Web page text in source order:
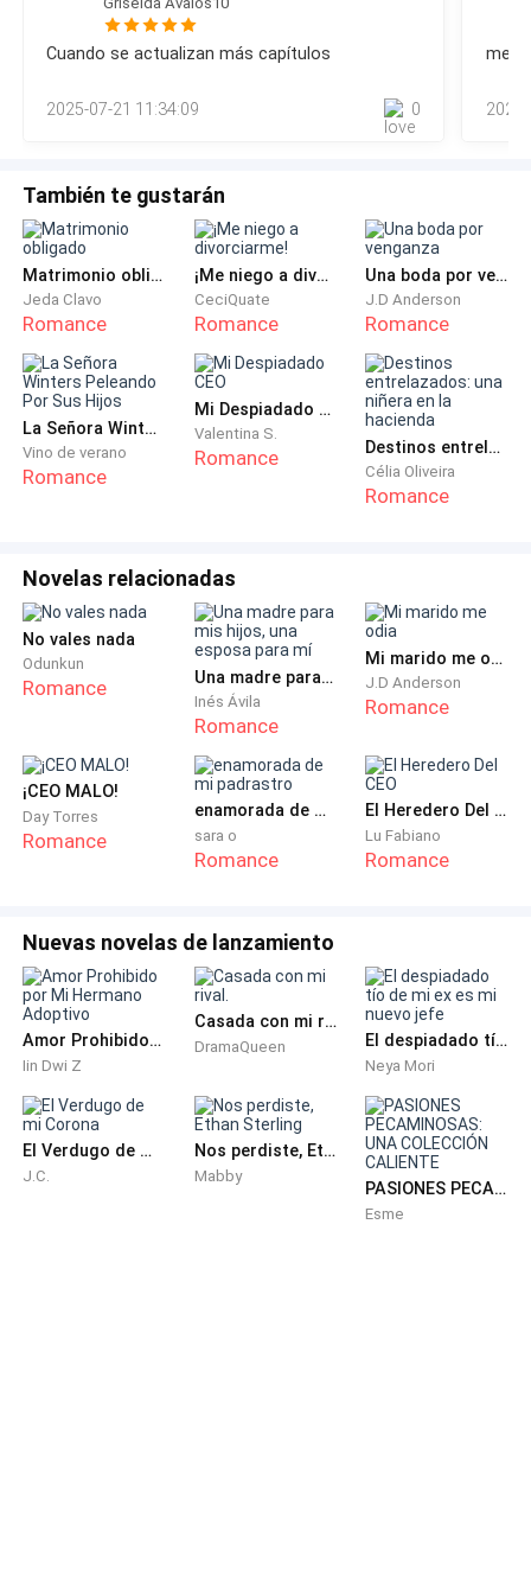
mi jefe.▹Sé que te cuidas pero usa protección ◃Rodé los
ojos deseando tenerla cerca para darle un golpe.▹Entiendo
que este celoso, si no está contento usa el cuarenta y dos.
sin darle una respuesta a esa
Cuando se actualizan más capítulos
2025-07-21 11:34:09 0
me
También te gustarán
Matrimonio obligado
Jeda Clavo
Romance
¡Me niego a divorciarme!
CeciQuate
Romance
Una boda por venganza
J.D Anderson
Romance
La Señora Winters Peleando Por Sus Hijos
Vino de verano
Romance
Mi Despiadado CEO
Valentina S.
Romance Destinos entrelazados: una niñera en la hacienda
Célia Oliveira
Romance
Novelas relacionadas
No vales nada
Odunkun
Romance Una madre para mis hijos, una esposa para mí
Inés Ávila
Romance
Mi marido me odia
J.D Anderson
Romance
¡CEO MALO!
Day Torres
Romance
enamorada de mi padrastro
sara o
Romance
El Heredero Del CEO
Lu Fabiano
Romance
Nuevas novelas de lanzamiento
Amor Prohibido por Mi Hermano Adoptivo
Iin Dwi Z
Casada con mi rival.
DramaQueen El despiadado tío de mi ex es mi nuevo jefe
Neya Mori
El Verdugo de mi Corona
J.C.
Nos perdiste, Ethan Sterling
Mabby
PASIONES PECAMINOSAS: UNA COLECCIÓN CALIENTE
Esme